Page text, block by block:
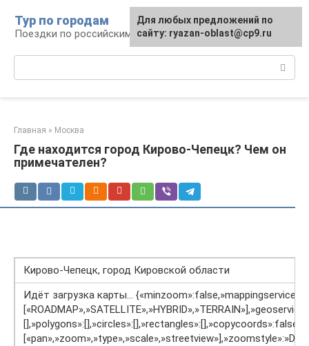
контенту
Тур по городам
Поездки по российским городам
Главная » Москва
Где находится город Кирово-Чепецк? Чем он
примечателен?
Кирово-Чепецк, город Кировской области
Идёт загрузка карты…
Для любых предложений по
сайту: ryazan-oblast@cp9.ru